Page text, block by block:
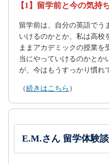
【1】留学前と今の気持
留学前は、自分の英語でう
いけるのかとか、私は高校
ままアカデミックの授業を
当にやっていけるのかとか
が、今はもうすっかり慣れ
（続きはこちら ）
E.M.さん 留学体験談